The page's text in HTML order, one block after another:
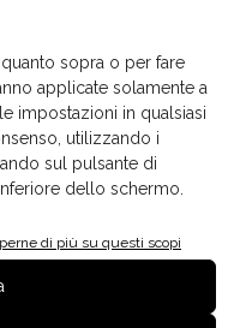
sopra o per fare
applicate solamente a
impostazioni in qualsiasi
utilizzando i
sul pulsante di
dello schermo.
di più su questi scopi